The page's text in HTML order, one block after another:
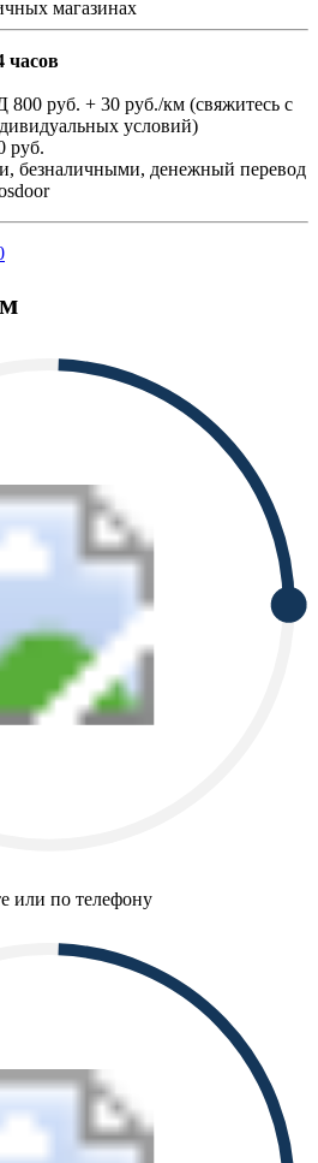
магазинах
часов
руб. + 30 руб./км (свяжитесь с
условий)
руб.
безналичными, денежный перевод
или по телефону